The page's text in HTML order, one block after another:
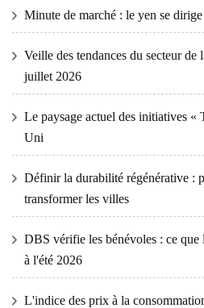
Minute de marché : le yen se
Veille des tendances du secteur de
juillet 2026
Le paysage actuel des initiatives
Uni
Définir la durabilité régénérative :
transformer les villes
DBS vérifie les bénévoles : ce
à l'été 2026
L'indice des prix à la